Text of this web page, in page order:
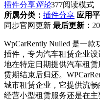
插件分享评论377阅读模式
所属分类： 插件分享 应用平
同步官网更新 最后更新：
WpCarRently Nulled 是一款
插件，专为汽车租赁企业
地在特定日期提供汽车租
赁期结束后归还。
城市租赁企业，它提供流
经营小型租赁服务还是在主